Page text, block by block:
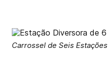
Carrossel de Seis Estações